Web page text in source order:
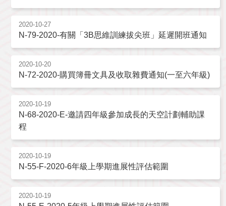
2020-10-27
N-79-2020-有關「3B思維訓練拔尖班」延遲開班通知
2020-10-20
N-72-2020-購買簿冊文具及收取雜費通知(一至六年級)
2020-10-19
N-68-2020-E-邀請四年級參加成長的天空計劃輔助課
程
2020-10-19
N-55-F-2020-6年級上學期進展性評估範圍
2020-10-19